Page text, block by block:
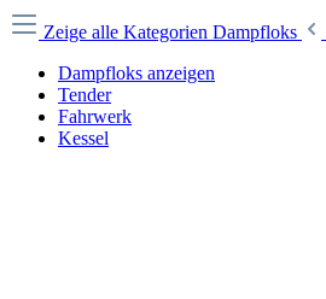
Zeige alle Kategorien Dampfloks
Dampfloks anzeigen
Tender
Fahrwerk
Kessel